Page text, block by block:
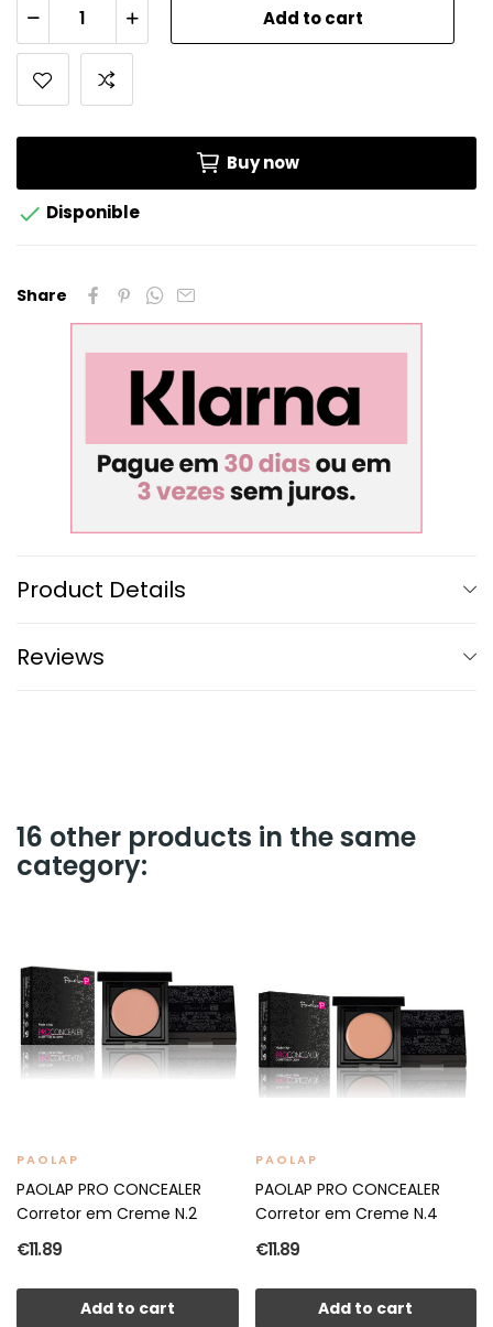
Add to cart
Buy now
 Disponible
Share
Product Details
Reviews
16 other products in the same
category:
PAOLAP
PAOLAP PRO CONCEALER
Corretor em Creme N.2
€11.89
Add to cart
PAOLAP
PAOLAP PRO CONCEALER
Corretor em Creme N.4
€11.89
Add to cart